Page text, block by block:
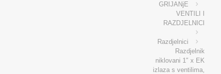
GRIJANjE
VENTILI I
RAZDJELNICI
Razdjelnici
Razdjelnik
niklovani 1″ x EK
izlaza s ventilima,